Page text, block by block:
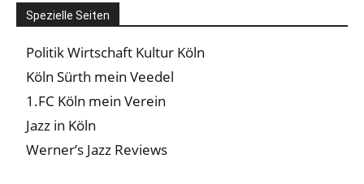
Spezielle Seiten
Politik Wirtschaft Kultur Köln
Köln Sürth mein Veedel
1.FC Köln mein Verein
Jazz in Köln
Werner’s Jazz Reviews